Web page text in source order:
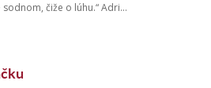
čiže o lúhu.“ Adri...